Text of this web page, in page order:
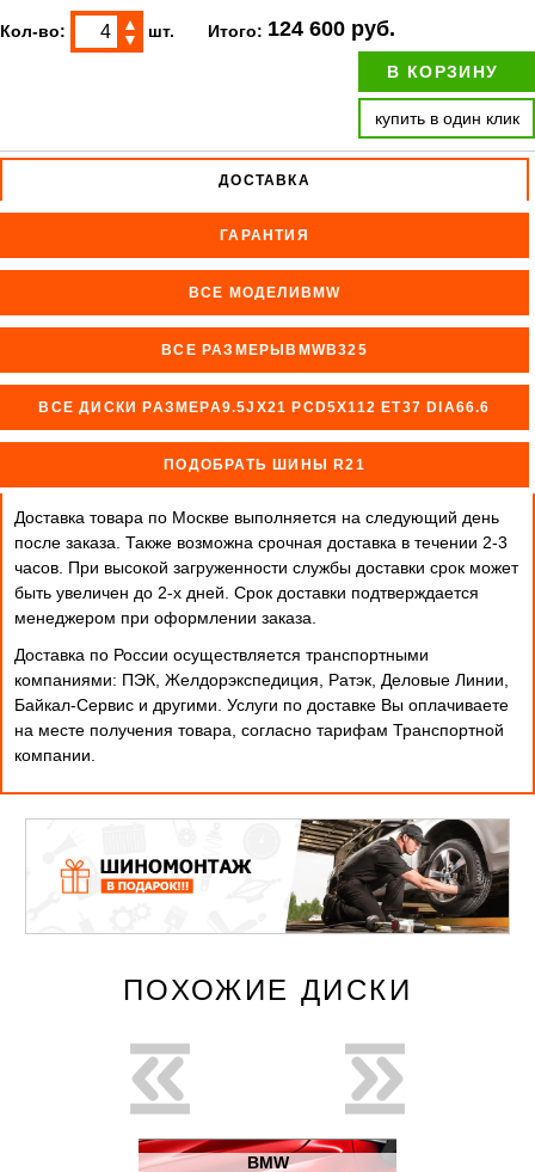
Кол-во:
▲
▼
шт. Итого: 124 600 руб.
В КОРЗИНУ
купить в один клик
ДОСТАВКА
ГАРАНТИЯ
ВСЕ МОДЕЛИBMW
ВСЕ РАЗМЕРЫBMWB325
ВСЕ ДИСКИ РАЗМЕРА9.5JX21 PCD5X112 ET37 DIA66.6
ПОДОБРАТЬ ШИНЫ R21
Доставка товара по Москве выполняется на следующий день
после заказа. Также возможна срочная доставка в течении 2-3
часов. При высокой загруженности службы доставки срок может
быть увеличен до 2-х дней. Cрок доставки подтверждается
менеджером при оформлении заказа.
Доставка по России осуществляется транспортными
компаниями: ПЭК, Желдорэкспедиция, Ратэк, Деловые Линии,
Байкал-Сервис и другими. Услуги по доставке Вы оплачиваете
на месте получения товара, согласно тарифам Транспортной
компании.
ПОХОЖИЕ ДИСКИ
BMW